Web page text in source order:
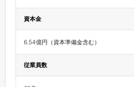
資本金
6.54億円（資本準備金含む）
従業員数